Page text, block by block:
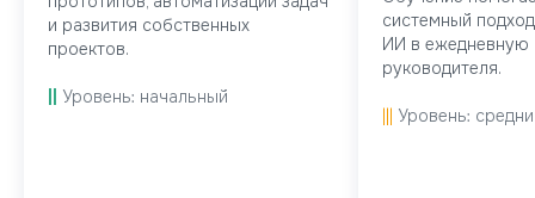
и развития собственных
проектов.
Уровень: начальный
системный
ИИ в ежедневную
руководителя.
||| Уровень: